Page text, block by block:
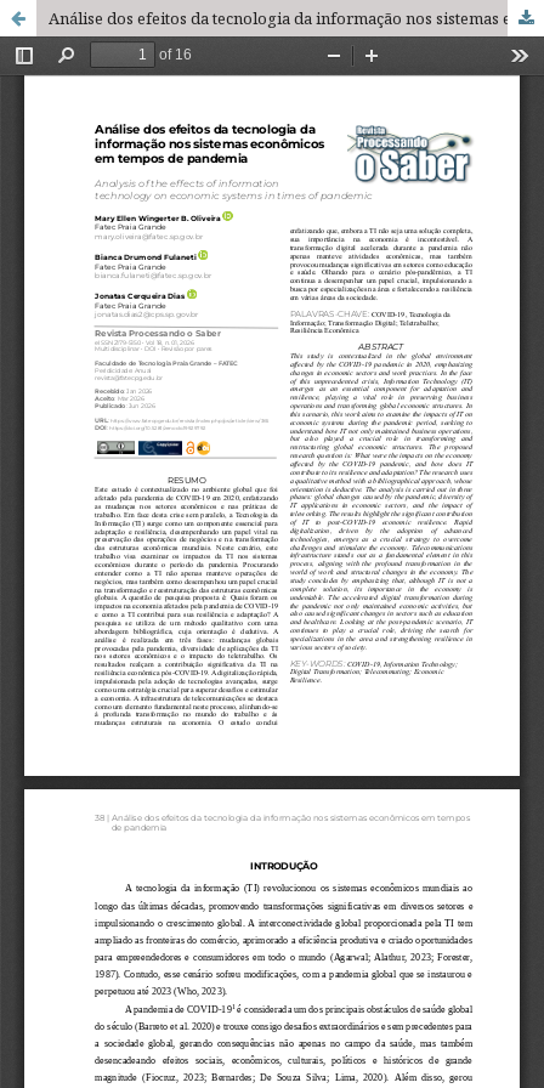
Análise dos efeitos da tecnologia da informação nos sistemas econômicos em tempos de pandemia